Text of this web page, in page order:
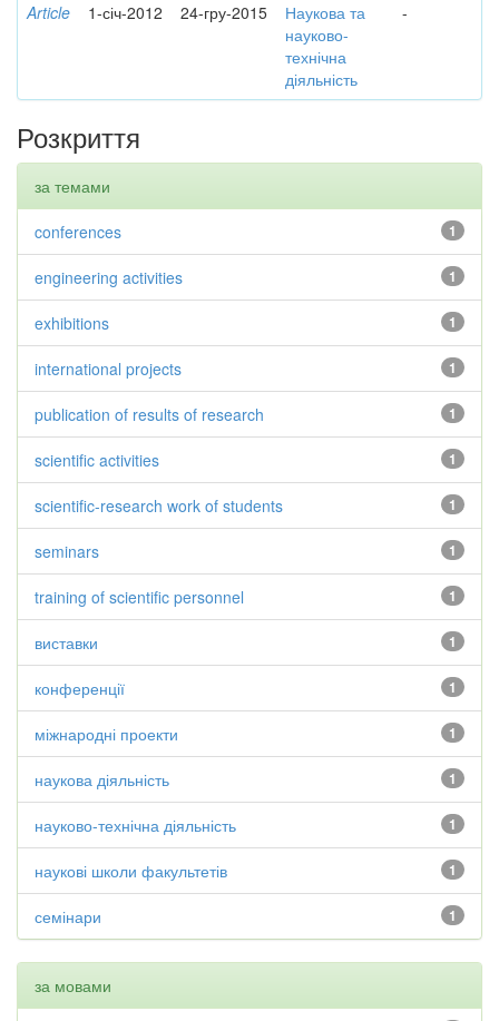
Article 1-січ-2012 24-гру-2015
Наукова та
науково-
технічна
діяльність
-
Розкриття
за темами
1
conferences
1
engineering activities
1
exhibitions
1
international projects
1
publication of results of research
1
scientific activities
1
scientific-research work of students
1
seminars
1
training of scientific personnel
1
виставки
1
конференції
1
міжнародні проекти
1
наукова діяльність
1
науково-технічна діяльність
1
наукові школи факультетів
1
семінари
за мовами